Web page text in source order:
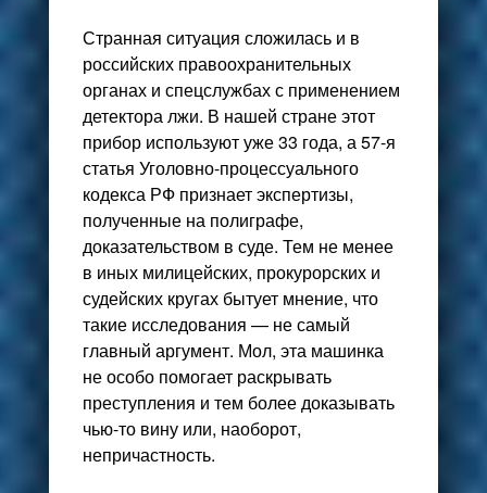
Странная ситуация сложилась и в
российских правоохранительных
органах и спецслужбах с применением
детектора лжи. В нашей стране этот
прибор используют уже 33 года, а 57-я
статья Уголовно-процессуального
кодекса РФ признает экспертизы,
полученные на полиграфе,
доказательством в суде. Тем не менее
в иных милицейских, прокурорских и
судейских кругах бытует мнение, что
такие исследования — не самый
главный аргумент. Мол, эта машинка
не особо помогает раскрывать
преступления и тем более доказывать
чью-то вину или, наоборот,
непричастность.